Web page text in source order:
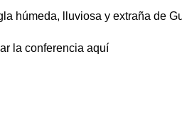
húmeda, lluviosa y extraña de
la conferencia aquí